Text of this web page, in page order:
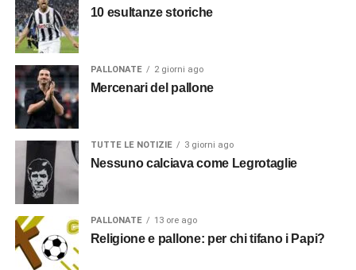
10 esultanze storiche
PALLONATE 2 giorni ago
Mercenari del pallone
TUTTE LE NOTIZIE 3 giorni ago
Nessuno calciava come Legrotaglie
PALLONATE 13 ore ago
Religione e pallone: per chi tifano i Papi?